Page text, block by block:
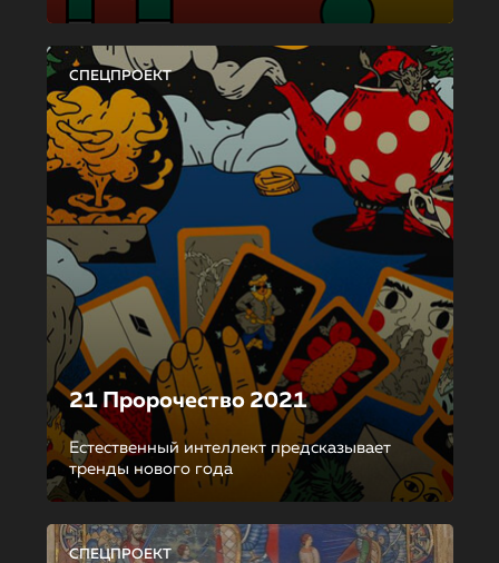
СПЕЦПРОЕКТ
21 Пророчество 2021
Естественный интеллект предсказывает
тренды нового года
СПЕЦПРОЕКТ